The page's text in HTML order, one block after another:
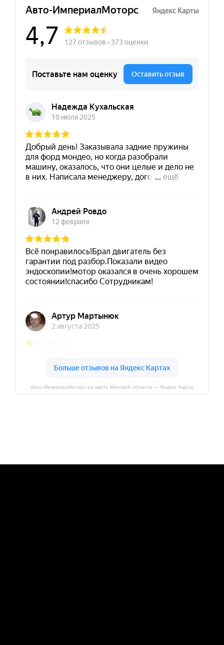
Авто-ИмпериалМоторс на карте Минской области — Яндекс Карты